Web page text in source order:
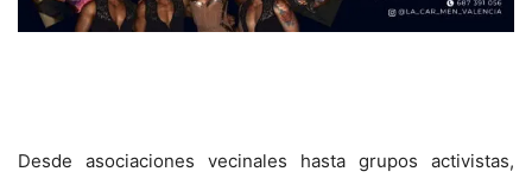
Desde asociaciones vecinales hasta grupos activistas,